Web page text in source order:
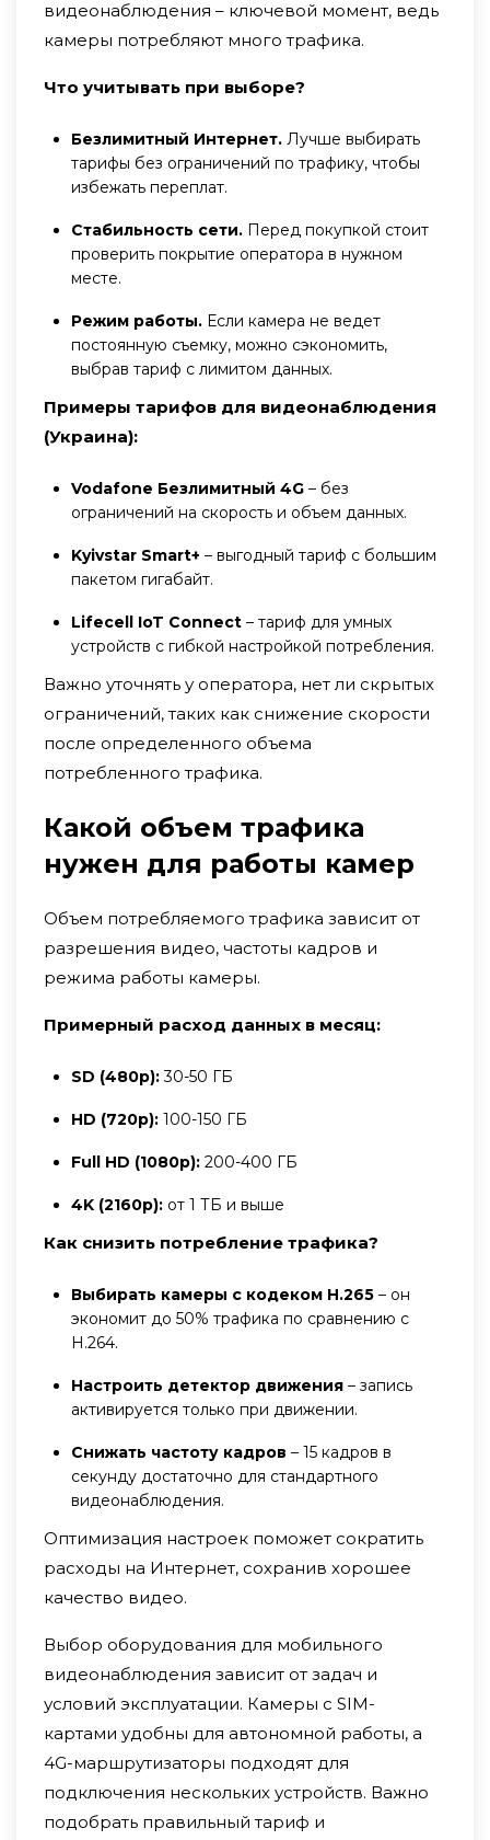
видеонаблюдения – ключевой момент, ведь
камеры потребляют много трафика.
Что учитывать при выборе?
Безлимитный Интернет. Лучше выбирать
тарифы без ограничений по трафику, чтобы
избежать переплат.
Стабильность сети. Перед покупкой стоит
проверить покрытие оператора в нужном
месте.
Режим работы. Если камера не ведет
постоянную съемку, можно сэкономить,
выбрав тариф с лимитом данных.
Примеры тарифов для видеонаблюдения
(Украина):
Vodafone Безлимитный 4G – без
ограничений на скорость и объем данных.
Kyivstar Smart+ – выгодный тариф с большим
пакетом гигабайт.
Lifecell IoT Connect – тариф для умных
устройств с гибкой настройкой потребления.
Важно уточнять у оператора, нет ли скрытых
ограничений, таких как снижение скорости
после определенного объема
потребленного трафика.
Какой объем трафика
нужен для работы камер
Объем потребляемого трафика зависит от
разрешения видео, частоты кадров и
режима работы камеры.
Примерный расход данных в месяц:
SD (480p):30-50 ГБ
HD (720p): 100-150 ГБ
Full HD (1080p): 200-400 ГБ
4K (2160p): от 1 ТБ и выше
Как снизить потребление трафика?
Выбирать камеры с кодеком H.265 – он
экономит до 50% трафика по сравнению с
H.264.
Настроить детектор движения – запись
активируется только при движении.
Снижать частоту кадров – 15 кадров в
секунду достаточно для стандартного
видеонаблюдения.
Оптимизация настроек поможет сократить
расходы на Интернет, сохранив хорошее
качество видео.
Выбор оборудования для мобильного
видеонаблюдения зависит от задач и
условий эксплуатации. Камеры с SIM-
картами удобны для автономной работы, а
4G-маршрутизаторы подходят для
подключения нескольких устройств. Важно
подобрать правильный тариф и